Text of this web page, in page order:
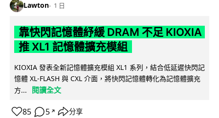
Lawton 1 日
靠快閃記憶體紓緩 DRAM 不足 KIOXIA
推 XL1 記憶體擴充模組
KIOXIA 發表全新記憶體擴充模組 XL1 系列，結合低延遲快閃記
憶體 XL-FLASH 與 CXL 介面，將快閃記憶體轉化為記憶體擴充
方...
閱讀全文
85 5 ↗ 分享